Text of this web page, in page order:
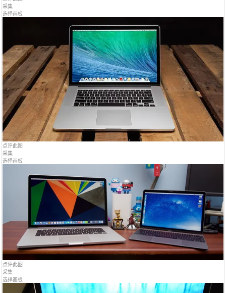
采集
选择画板
点评此图
采集
选择画板
点评此图
采集
选择画板